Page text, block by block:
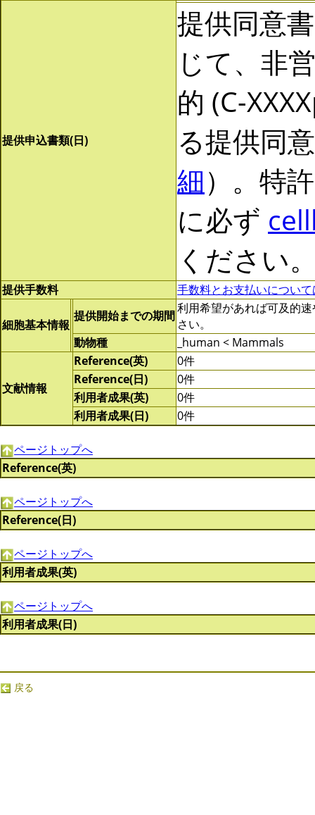
提供申込書類(日)
提供同意
じて、非
的 (C-
る提供同
細）。特
に必ず
ください
提供手数料 手数料とお支払いについ
細胞基本情報
提供開始までの期間利用希望があれば可及的
さい。
動物種
_human < Mammals
文献情報
Reference(英)
0件
Reference(日)
0件
利用者成果(英)
0件
利用者成果(日)
0件
ページトップへ
Reference(英)
ページトップへ
Reference(日)
ページトップへ
利用者成果(英)
ページトップへ
利用者成果(日)
戻る